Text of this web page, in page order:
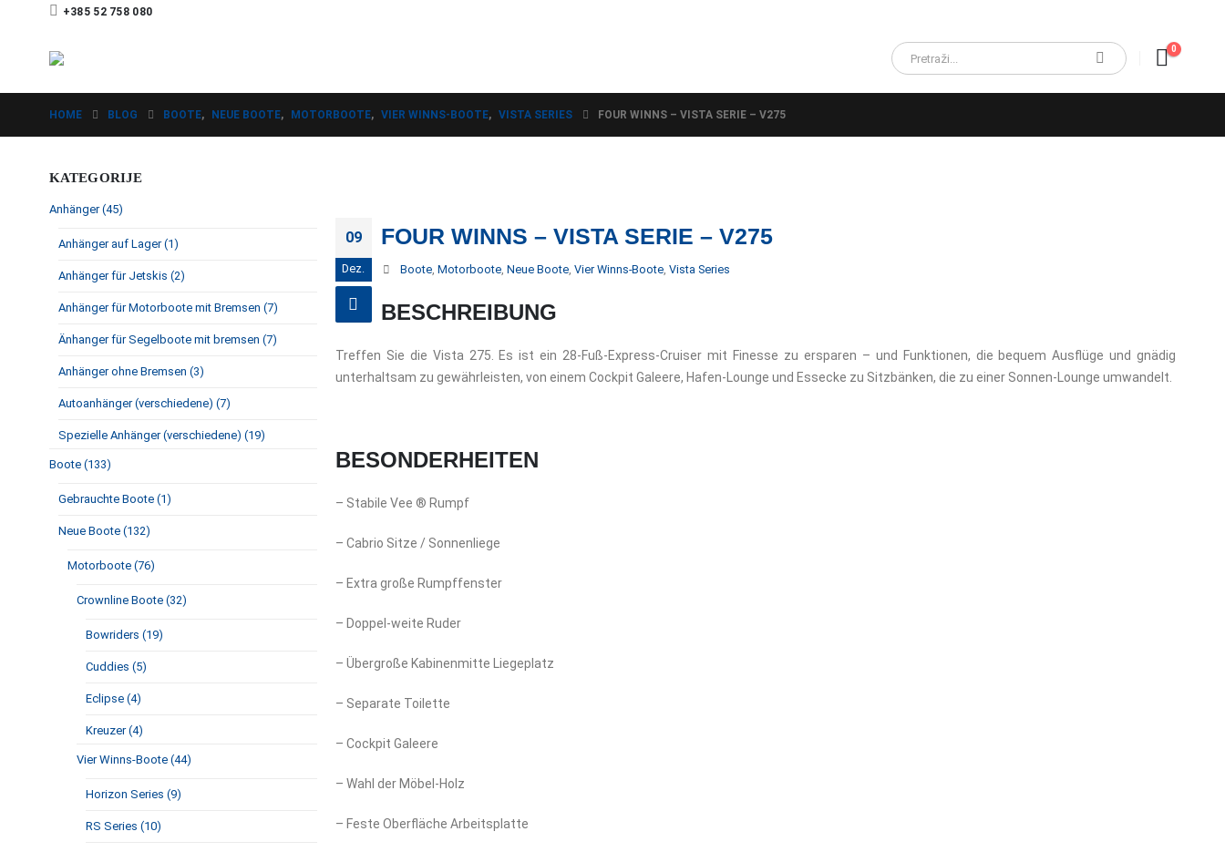
+385 52 758 080
0
HOME BLOG BOOTE, NEUE BOOTE, MOTORBOOTE, VIER WINNS-BOOTE, VISTA SERIES FOUR WINNS – VISTA SERIE – V275
09
Dez.
FOUR WINNS – VISTA SERIE – V275
Boote,Motorboote,Neue Boote,Vier Winns-Boote,Vista Series
BESCHREIBUNG
Treffen Sie die Vista 275. Es ist ein 28-Fuß-Express-Cruiser mit Finesse zu ersparen – und Funktionen, die bequem Ausflüge und gnädig
unterhaltsam zu gewährleisten, von einem Cockpit Galeere, Hafen-Lounge und Essecke zu Sitzbänken, die zu einer Sonnen-Lounge umwandelt.
BESONDERHEITEN
– Stabile Vee ® Rumpf
– Cabrio Sitze / Sonnenliege
– Extra große Rumpffenster
– Doppel-weite Ruder
– Übergroße Kabinenmitte Liegeplatz
– Separate Toilette
– Cockpit Galeere
– Wahl der Möbel-Holz
– Feste Oberfläche Arbeitsplatte
KATEGORIJE
Anhänger (45)
Anhänger auf Lager (1)
Anhänger für Jetskis (2)
Anhänger für Motorboote mit Bremsen (7)
Änhanger für Segelboote mit bremsen (7)
Anhänger ohne Bremsen (3)
Autoanhänger (verschiedene) (7)
Spezielle Anhänger (verschiedene) (19)
Boote (133)
Gebrauchte Boote (1)
Neue Boote (132)
Motorboote (76)
Crownline Boote (32)
Bowriders (19)
Cuddies (5)
Eclipse (4)
Kreuzer (4)
Vier Winns-Boote (44)
Horizon Series (9)
RS Series (10)